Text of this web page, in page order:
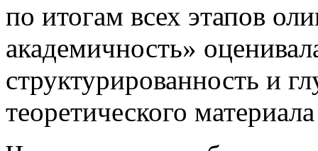
по итогам всех этапов
академичность»
структурированность и
теоретического